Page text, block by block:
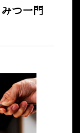
つ一門